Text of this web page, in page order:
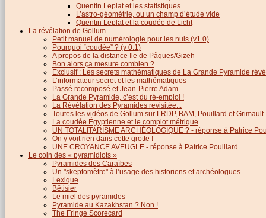
Quentin Leplat et les statistiques
L’astro-géométrie, ou un champ d’étude vide
Quentin Leplat et la coudée de Licht
La révélation de Gollum
Petit manuel de numérologie pour les nuls (v1.0)
Pourquoi “coudée” ? (v 0.1)
A propos de la distance Ile de Pâques/Gizeh
Bon alors ça mesure combien ?
Exclusif : Les secrets mathématiques de La Grande Pyramide
L’informateur secret et les mathématiques
Passé recomposé et Jean-Pierre Adam
La Grande Pyramide, c’est du ré-emploi !
La Révélation des Pyramides revisitée...
Toutes les vidéos de Gollum sur LRDP, BAM, Pouillard et Grimault
La coudée Égyptienne et le complot métrique
UN TOTALITARISME ARCHÉOLOGIQUE ? - réponse à Patrice
On y voit rien dans cette grotte !
UNE CROYANCE AVEUGLE - réponse à Patrice Pouillard
Le coin des « pyramidiots »
Pyramides des Caraïbes
Un "skeptomètre" à l’usage des historiens et archéologues
Lexique
Bêtisier
Le miel des pyramides
Pyramide au Kazakhstan ? Non !
The Fringe Scorecard